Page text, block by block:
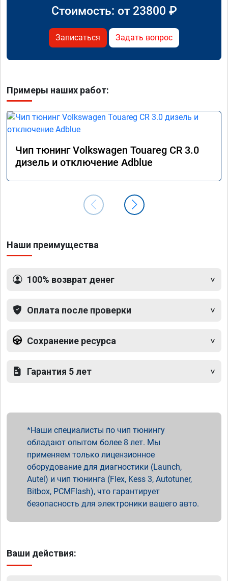
Стоимость: от 23800 ₽
Записаться Задать вопрос
Примеры наших работ:
Чип тюнинг Volkswagen Touareg CR 3.0
дизель и отключение Adblue
Наши преимущества
100% возврат денег
Оплата после проверки
Сохранение ресурса
Гарантия 5 лет
Наши специалисты по чип тюнингу
обладают опытом более 8 лет. Мы
применяем только лицензионное
оборудование для диагностики (Launch,
Autel) и чип тюнинга (Flex, Kess 3, Autotuner,
Bitbox, PCMFlash), что гарантирует
безопасность для электроники вашего авто.
Ваши действия: